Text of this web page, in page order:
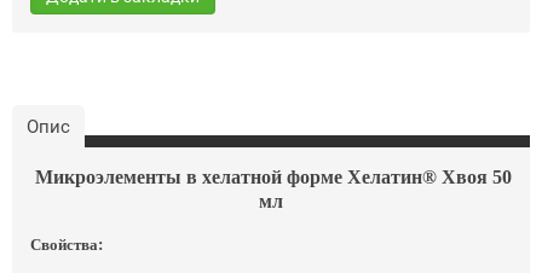
Опис
Микроэлементы в хелатной форме Хелатин® Хвоя 50
мл
Свойства: